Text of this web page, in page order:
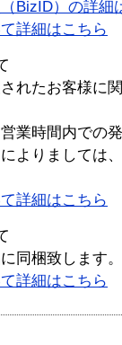
BizID）の詳細
詳細はこちら
れたお客様に
業時間内での
よりましては
詳細はこちら
同梱致します。
詳細はこちら